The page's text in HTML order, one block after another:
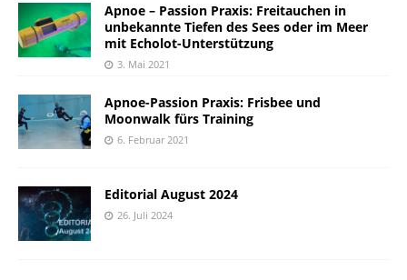
Apnoe – Passion Praxis: Freitauchen in
unbekannte Tiefen des Sees oder im Meer
mit Echolot-Unterstützung
3. Mai 2021
Apnoe-Passion Praxis: Frisbee und
Moonwalk fürs Training
6. Februar 2021
Editorial August 2024
26. Juli 2024